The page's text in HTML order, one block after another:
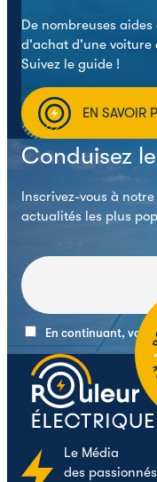
De nombreuses
d'achat d'une voiture
Suivez le guide !
EN SAVOIR
Conduisez
Inscrivez-vous à
actualités les plus
En continuant,
Le Média
des